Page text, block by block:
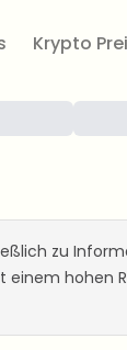
Krypto
zu
hohen